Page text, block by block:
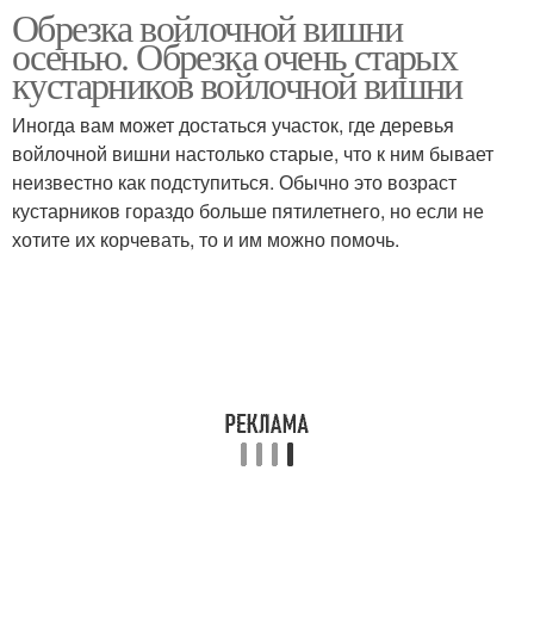
Обрезка войлочной вишни
осенью. Обрезка очень старых
кустарников войлочной вишни
Иногда вам может достаться участок, где деревья
войлочной вишни настолько старые, что к ним бывает
неизвестно как подступиться. Обычно это возраст
кустарников гораздо больше пятилетнего, но если не
хотите их корчевать, то и им можно помочь.